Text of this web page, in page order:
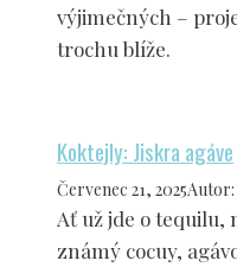
výjimečných –
trochu blíže.
Koktejly: Jiskra agáve
Červenec 21, 2025Autor:
Ať už jde o tequilu,
známý cocuy,